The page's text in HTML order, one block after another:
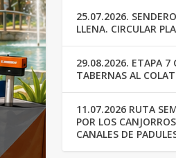
25.07.2026.
LLENA. CIRCULAR
29.08.2026. ETAPA 7
TABERNAS AL
11.07.2026 RUTA
POR LOS
CANALES DE